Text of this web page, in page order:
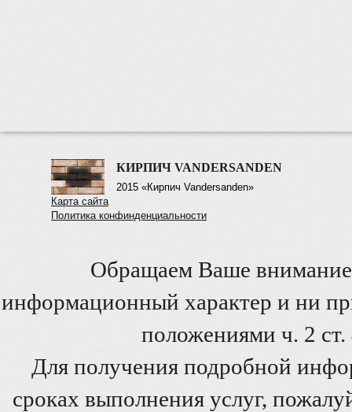
КИРПИЧ VANDERSANDEN
2015 «Кирпич Vandersanden»
Карта сайта
Политика конфинденциальности
Обращаем Ваше внимание
информационный характер и ни
положениями ч. 2
Для получения подробной
сроках выполнения услуг,